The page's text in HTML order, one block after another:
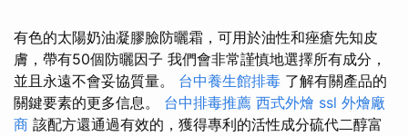
有色的太陽奶油凝膠臉防曬霜，可用於油性和痤瘡先知皮
膚，帶有50個防曬因子 我們會非常謹慎地選擇所有成分，
並且永遠不會妥協質量。 台中養生館排毒 了解有關產品的
關鍵要素的更多信息。 台中排毒推薦 西式外燴 ssl 外燴廠
商 該配方還通過有效的，獲得專利的活性成分硫代二醇富